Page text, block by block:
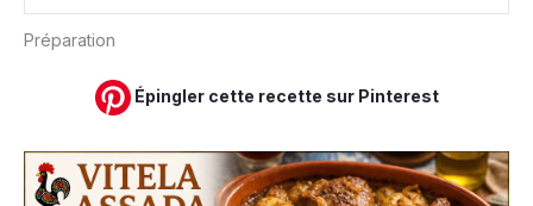
Préparation
Épingler cette recette sur Pinterest